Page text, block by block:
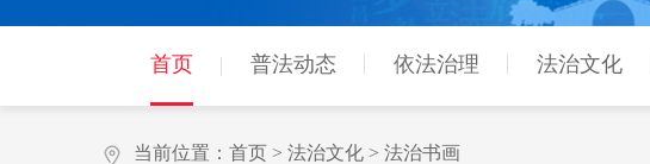
首页 普法动态 依法治理 法治文化
当前位置： 首页 > 法治文化 > 法治书画